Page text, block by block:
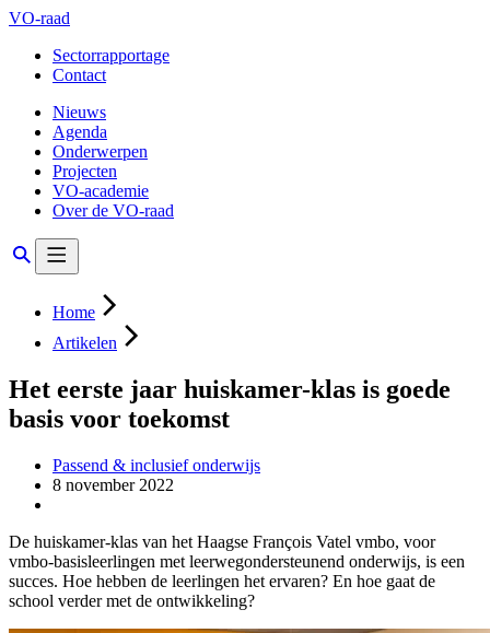
VO-raad
Sectorrapportage
Contact
Nieuws
Agenda
Onderwerpen
Projecten
VO-academie
Over de VO-raad
Home
Artikelen
Het eerste jaar huiskamer-klas is goede
basis voor toekomst
Passend & inclusief onderwijs
8 november 2022
De huiskamer-klas van het Haagse François Vatel vmbo, voor
vmbo-basisleerlingen met leerwegondersteunend onderwijs, is een
succes. Hoe hebben de leerlingen het ervaren? En hoe gaat de
school verder met de ontwikkeling?